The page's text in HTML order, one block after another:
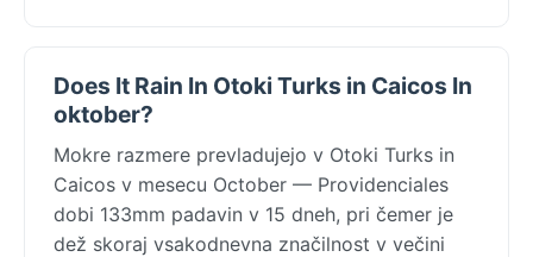
Does It Rain In Otoki Turks in Caicos In
oktober?
Mokre razmere prevladujejo v Otoki Turks in
Caicos v mesecu October — Providenciales
dobi 133mm padavin v 15 dneh, pri čemer je
dež skoraj vsakodnevna značilnost v večini